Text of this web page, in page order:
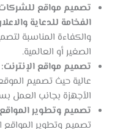
تصميم مواقع
الفخامة للدعاية
والكفاءة المناسبة
الصغير أو العالمية.
تصميم مواقع
عالية حيث تصميم
الأجهزة بجانب العمل
تصميم وتطوير المواقع
تصميم وتطوير المواقع